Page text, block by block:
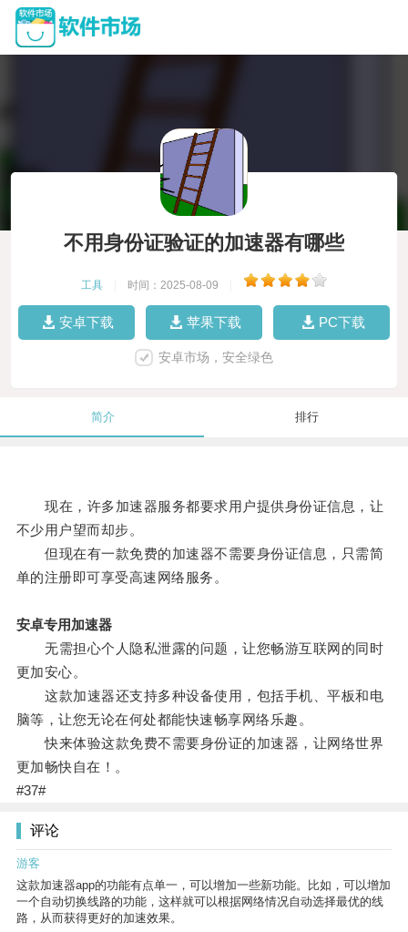
不用身份证验证的加速器有哪些
工具 时间：2025-08-09
安卓下载 苹果下载 PC下载
安卓市场，安全绿色
简介 排行
现在，许多加速器服务都要求用户提供身份证信息，让
不少用户望而却步。
但现在有一款免费的加速器不需要身份证信息，只需简
单的注册即可享受高速网络服务。
安卓专用加速器
无需担心个人隐私泄露的问题，让您畅游互联网的同时
更加安心。
这款加速器还支持多种设备使用，包括手机、平板和电
脑等，让您无论在何处都能快速畅享网络乐趣。
快来体验这款免费不需要身份证的加速器，让网络世界
更加畅快自在！。
#37#
评论
游客
这款加速器app的功能有点单一，可以增加一些新功能。比如，可以增加
一个自动切换线路的功能，这样就可以根据网络情况自动选择最优的线
路，从而获得更好的加速效果。